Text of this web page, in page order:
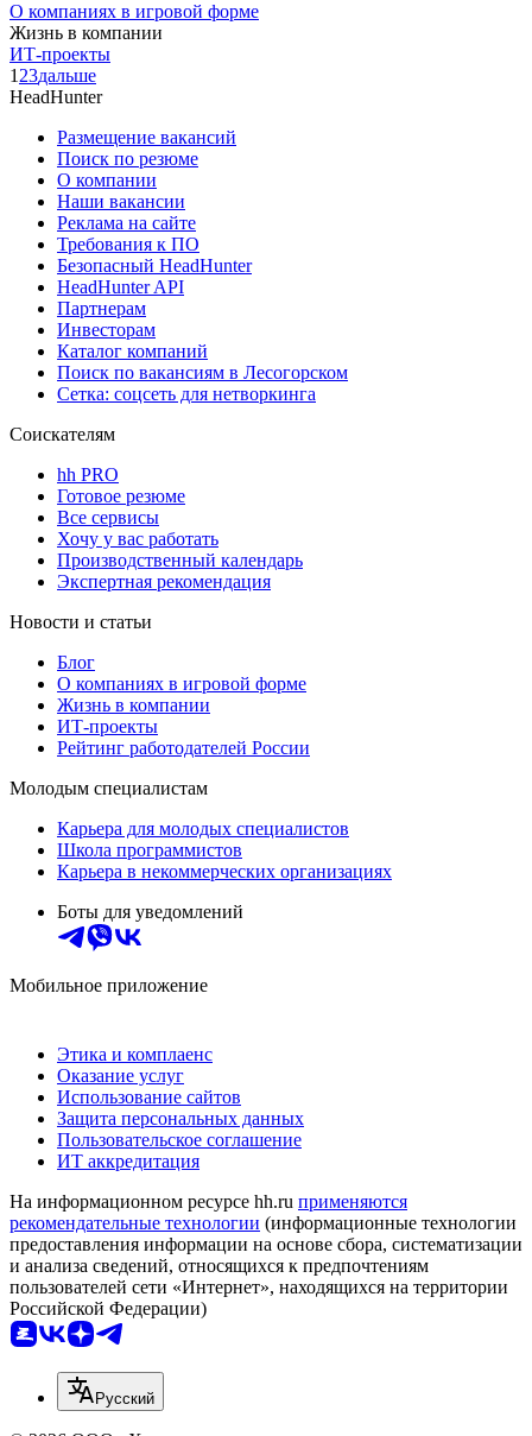
О компаниях в игровой форме
Жизнь в компании
ИТ-проекты
1 23дальше
HeadHunter
Размещение вакансий
Поиск по резюме
О компании
Наши вакансии
Реклама на сайте
Требования к ПО
Безопасный HeadHunter
HeadHunter API
Партнерам
Инвесторам
Каталог компаний
Поиск по вакансиям в Лесогорском
Сетка: соцсеть для нетворкинга
Соискателям
hh PRO
Готовое резюме
Все сервисы
Хочу у вас работать
Производственный календарь
Экспертная рекомендация
Новости и статьи
Блог
О компаниях в игровой форме
Жизнь в компании
ИТ-проекты
Рейтинг работодателей России
Молодым специалистам
Карьера для молодых специалистов
Школа программистов
Карьера в некоммерческих организациях
Боты для уведомлений
Мобильное приложение
Этика и комплаенс
Оказание услуг
Использование сайтов
Защита персональных данных
Пользовательское соглашение
ИТ аккредитация
На информационном ресурсе hh.ru применяются
рекомендательные технологии (информационные технологии
предоставления информации на основе сбора, систематизации
и анализа сведений, относящихся к предпочтениям
пользователей сети «Интернет», находящихся на территории
Российской Федерации)
Русский